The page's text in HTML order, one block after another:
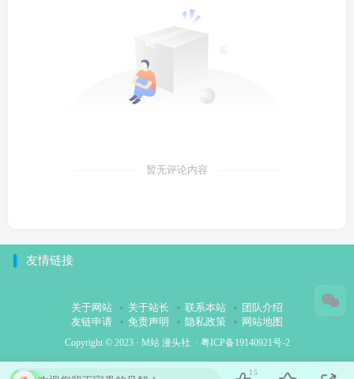
暂无评论内容
友情链接
关于网站 关于站长 联系本站
团队介绍
友链申请
免责声明 隐私政策 网站地图
Copyright © 2023 · M站 漫头社 · 粤ICP备19140921号-2
15